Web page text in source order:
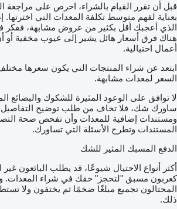
قبل أن تقرر القيام بالشراء، احرص على مراجعة
بعناية لفهم متوسط تكلفة المعدات التي
الذي أعجبك أقل بكثير من عروض مشابهة، ففكر
هناك فرق أسعار هائل يشير إلى عيوب مخفية أو أن
أعمال احتيالية.
ابتعد عن شراء المنتجات التي يكون سعرها
السعر لمعدات مشابهة.
لا توافق على الوعود المثيرة للشكوك والبضائع
ساورك شك، فلا تخاف من طلب توضيح
ومستندات إضافية للمعدات وأن تفحص صحة
المستندات وتطرح الأسئلة التي تساورك.
الدفع المسبك المثير للشك
أكثر أنواع الاحتيال شيوعًا، قد يطلب البائعون
كعربون مسبق "لتحجز" حقك في شراء المعدات.
المحتالون تجميع مبلغًا ضخمًا ثم يختفون ولا
ذلك.